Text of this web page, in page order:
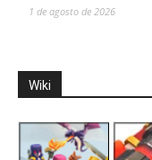
1 de agosto de 2026
Wiki